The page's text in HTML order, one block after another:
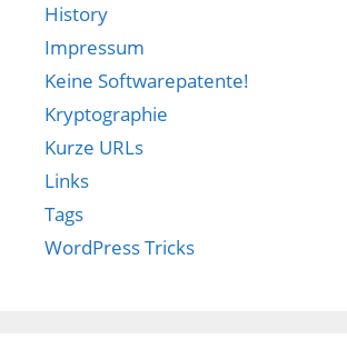
History
Impressum
Keine Softwarepatente!
Kryptographie
Kurze URLs
Links
Tags
WordPress Tricks